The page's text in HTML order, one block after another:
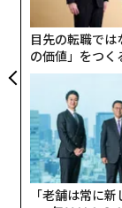
目先の転職では
の価値」をつ
ンの長期伴走型
「老舗は常に